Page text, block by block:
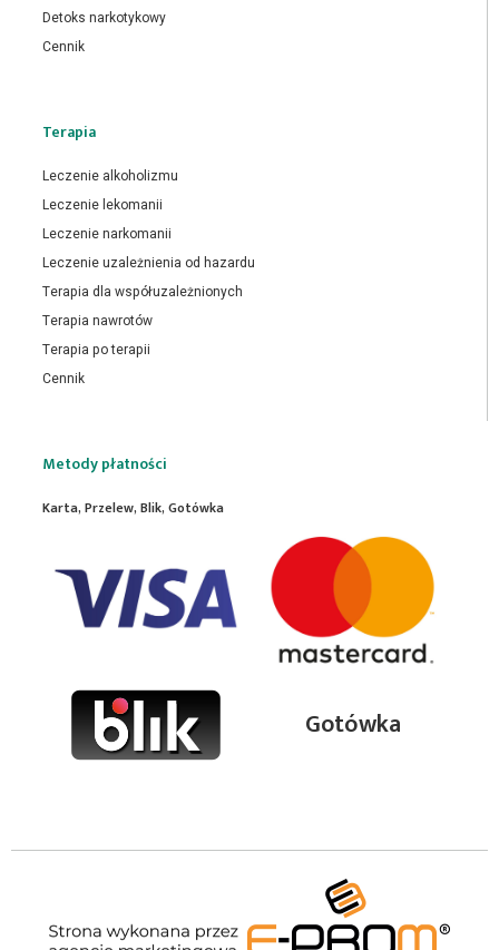
Detoks narkotykowy
Cennik
Terapia
Leczenie alkoholizmu
Leczenie lekomanii
Leczenie narkomanii
Leczenie uzależnienia od hazardu
Terapia dla współuzależnionych
Terapia nawrotów
Terapia po terapii
Cennik
Metody płatności
Karta, Przelew, Blik, Gotówka
Gotówka